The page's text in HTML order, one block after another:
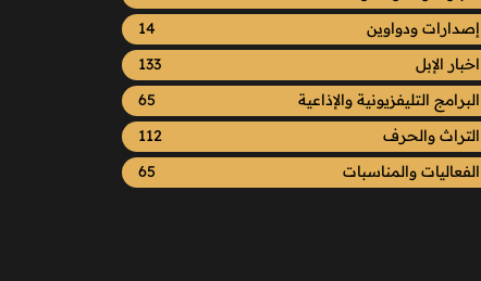
إصدارات ودواوين
14
اخبار الإبل
133
البرامج التليفزيونية والإذاعية
65
التراث والحرف
112
الفعاليات والمناسبات
65